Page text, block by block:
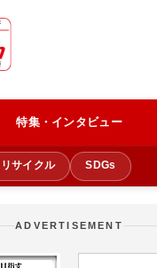
特集・インタビュー
サイクル SDGs
ADVERTISEMENT